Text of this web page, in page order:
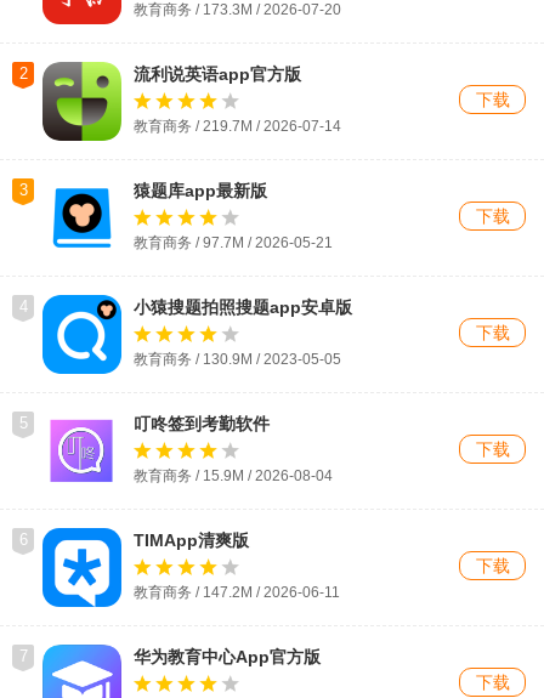
教育商务 / 173.3M / 2026-07-20
2 流利说英语app官方版
教育商务 / 219.7M / 2026-07-14
下载
3 猿题库app最新版
教育商务 / 97.7M / 2026-05-21
下载
4 小猿搜题拍照搜题app安卓版
教育商务 / 130.9M / 2023-05-05
下载
5 叮咚签到考勤软件
教育商务 / 15.9M / 2026-08-04
下载
6 TIMApp清爽版
教育商务 / 147.2M / 2026-06-11
下载
7 华为教育中心App官方版
下载